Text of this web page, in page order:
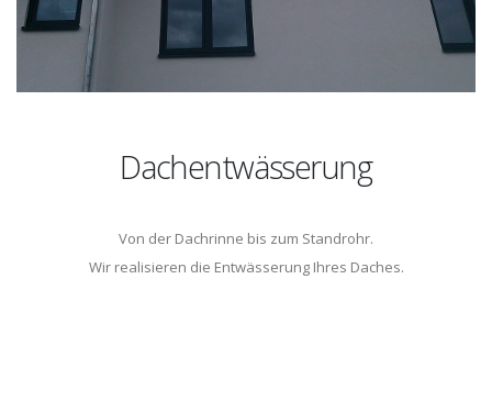
Dachentwässerung
Von der Dachrinne bis zum Standrohr.
Wir realisieren die Entwässerung Ihres Daches.